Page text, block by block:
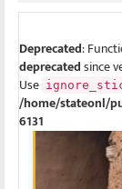
Deprecated:
deprecatedsince
Use
/home/stateonl/
6131